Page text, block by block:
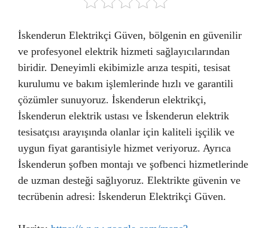
İskenderun Elektrikçi Güven, bölgenin en güvenilir
ve profesyonel elektrik hizmeti sağlayıcılarından
biridir. Deneyimli ekibimizle arıza tespiti, tesisat
kurulumu ve bakım işlemlerinde hızlı ve garantili
çözümler sunuyoruz. İskenderun elektrikçi,
İskenderun elektrik ustası ve İskenderun elektrik
tesisatçısı arayışında olanlar için kaliteli işçilik ve
uygun fiyat garantisiyle hizmet veriyoruz. Ayrıca
İskenderun şofben montajı ve şofbenci hizmetlerinde
de uzman desteği sağlıyoruz. Elektrikte güvenin ve
tecrübenin adresi: İskenderun Elektrikçi Güven.